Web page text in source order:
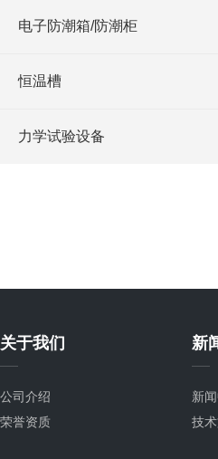
电子防潮箱/防潮柜
恒温槽
力学试验设备
关于我们
公司介绍
荣誉资质
新
新
技